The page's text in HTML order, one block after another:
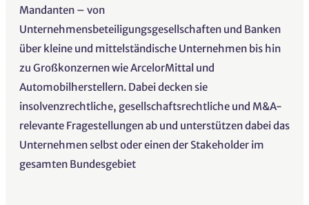
Mandanten – von
Unternehmensbeteiligungsgesellschaften und Banken
über kleine und mittelständische Unternehmen bis hin
zu Großkonzernen wie ArcelorMittal und
Automobilherstellern. Dabei decken sie
insolvenzrechtliche, gesellschaftsrechtliche und M&A-
relevante Fragestellungen ab und unterstützen dabei das
Unternehmen selbst oder einen der Stakeholder im
gesamten Bundesgebiet